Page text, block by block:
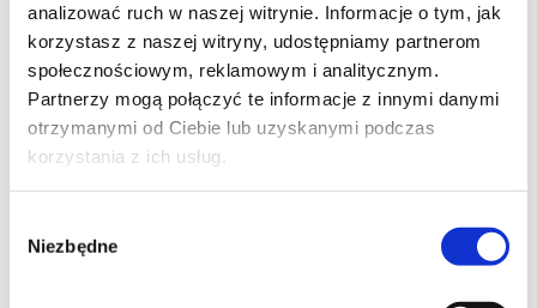
analizować ruch w naszej witrynie. Informacje o tym, jak
korzystasz z naszej witryny, udostępniamy partnerom
społecznościowym, reklamowym i analitycznym.
Partnerzy mogą połączyć te informacje z innymi danymi
otrzymanymi od Ciebie lub uzyskanymi podczas
korzystania z ich usług.
zgody
Niezbędne
Psikoteknik testler
Bizim okulumuzda kadrolu birpsikolog
çalışmaktadır